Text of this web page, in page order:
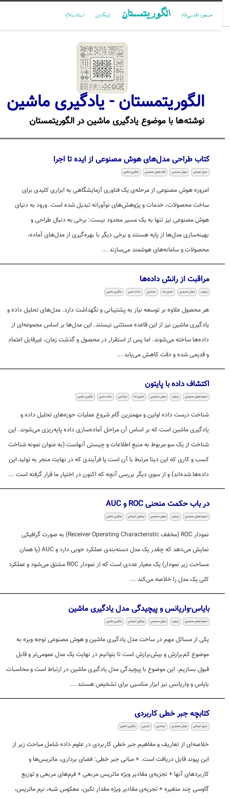
مسعود اقدسی‌فام الگوریتمستان لینکدین استادسلام
الگوریتمستان - یادگیری ماشین
نوشته‌ها با موضوع یادگیری ماشین در الگوریتمستان
کتاب طراحی مدل‌های هوش مصنوعی از ایده تا اجرا
منبع آموزشی هوش مصنوعی کتاب هوش مصنوعی یادگیری ماشین
امروزه هوش مصنوعی از مرحله‌ی یک فناوری آزمایشگاهی به ابزاری کلیدی برای
ساخت محصولات، خدمات و پژوهش‌های نوآورانه تبدیل شده است. ورود به دنیای
هوش مصنوعی نیز تنها به یک مسیر محدود نیست: برخی به دنبال طراحی و
بهینه‌سازی مدل‌ها از پایه هستند و برخی دیگر با بهره‌گیری از مدل‌های آماده،
محصولات و سامانه‌های هوشمند می‌سازند ...
مراقبت از رانش داده‌ها
هوش مصنوعی تحلیل داده لینکدین مقاله علمی یادگیری ماشین
هر محصول علاوه بر توسعه نیاز به پشتیبانی و نگهداشت دارد. مدل‌های تحلیل داده و
یادگیری ماشین نیز از این قاعده مستثنی نیستند. این مدل‌ها بر اساس مجموعه‌ای از
داده‌ها ساخته می‌شوند. اما پس از استقرار در محصول و گذشت زمان، غیرقابل اعتماد
و قدیمی شده و دقت کاهش می‌یابد ...
اکتشاف داده با پایتون
المپیاد هوش مصنوعی پایتون هوش مصنوعی تحلیل داده لینکدین مقاله علمی یادگیری ماشین
شناخت درست داده اولین و مهمترین گام شروع عملیات حوزه‌‌‌های تحلیل داده و
یادگیری ماشین است که بر اساس آن مراحل آماده‌سازی داده پایه‌ریزی می‌شوند. این
شناخت از یک سو مربوط به منبع اطلاعات و چیستی آنهاست (به عنوان نمونه شناخت
کسب و کاری که این دیتا مرتبط با آن است یا فرآیندی که در نهایت منجر به تولید این
داده‌ها شده‌اند) و از سوی دیگر بررسی آنچه که اکنون در اختیار ما قرار گرفته است ...
در باب حکمت منحنی ROC و AUC
المپیاد هوش مصنوعی پایتون هوش مصنوعی ویدئوی آموزشی یادگیری ماشین
نمودار ROC (مخفف Receiver Operating Characteristic) به صورت گرافیکی
نمایش می‌دهد که چقدر یک مدل دسته‌بندی عملکرد خوبی دارد و AUC (یا همان
مساحت زیر نمودار) یک معیار عددی است که از نمودار ROC مشتق می‌شود و عملکرد
کلی یک مدل را خلاصه می‌کند ...
بایاس-واریانس و پیچیدگی مدل یادگیری ماشین
المپیاد هوش مصنوعی پایتون هوش مصنوعی ویدئوی آموزشی یادگیری ماشین
یکی از مسائل مهم در ساخت مدل یادگیری ماشین و هوش مصنوعی توجه ویزه به
موضوع کم‌برازش و بیش‌برازش است تا بتوانیم در نهایت یک مدل عمومی‌تر و قابل
قبول بسازیم. این موضوع با پیچیدگی مدل یادگیری ماشین در ارتباط است و محاسبات
بایاس و واریانس نیز ابزار مناسبی برای تشخیص هستند ...
کتابچه جبر خطی کاربردی
منبع آموزشی هوش مصنوعی لینکدین ماتریس یادگیری ماشین
خلاصه‌ای از تعاریف و مفاهیم جبر خطی کاربردی در علوم داده شامل مباحث زیر از
این پیوند قابل دریافت است. + مبانی جبر خطی: فضای برداری، ماتریس‌ها و
کاربردهای آنها + تجزیه‌ی مقادیر ویژه ماتریس مربعی + فرم‌های مربعی و توزیع
گاوسی چند متغیره + تجزیه‌ی مقادیر ویژه مقدار تکین، معکوس شبه، نرم ماتریس،